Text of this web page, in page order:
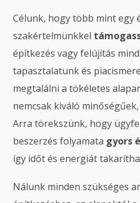
Célunk, hogy több mint egy
szakértelmünkkel
építkezés vagy felújítás
tapasztalatunk és
megtalálni a tökéletes
nemcsak kiváló
Arra törekszünk, hogy
beszerzés folyamata gyors
így időt és energiát
Nálunk minden szükséges